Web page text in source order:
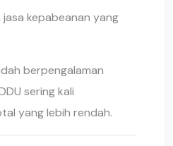
kepabeanan yang
berpengalaman
sering kali
yang lebih rendah.